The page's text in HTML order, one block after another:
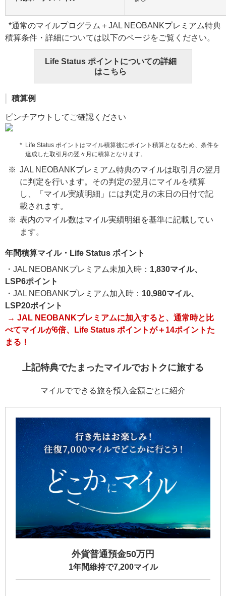
*通常のマイルプログラム＋JAL NEOBANKプレミアム特典
積算条件・詳細については以下のページをご覧ください。
Life Status ポイントについての詳細
はこちら
積算例
ピンチアウトしてご確認ください
Life Status ポイントはマイル積算後にポイント積算となるため、条件を
達成した取引月の翌々月に積算となります。
JAL NEOBANKプレミアム特典のマイルは取引月の翌月
に判定を行います。その判定の翌月にマイルを積算
し、「マイル実績明細」には判定月の末日の日付で記
載されます。
表内のマイル数はマイル実績明細を基準に記載してい
ます。
年間積算マイル・Life Status ポイント
・JAL NEOBANKプレミアム未加入時： 1,830マイル、
LSP6ポイント
・JAL NEOBANKプレミアム加入時： 10,980マイル、
LSP20ポイント
→ JAL NEOBANKプレミアムに加入すると、通常時と比
べてマイルが6倍、Life Status ポイントが＋14ポイントた
まる！
上記特典でたまったマイルでおトクに旅する
マイルでできる旅を預入金額ごとに紹介
外貨普通預金50万円
1年間維持で7,200マイル